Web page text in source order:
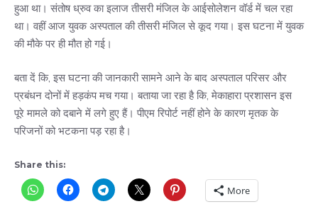
हुआ था। संतोष ध्रुव का इलाज तीसरी मंजिल के आईसोलेशन वॉर्ड में चल रहा
था। वहीं आज युवक अस्पताल की तीसरी मंजिल से कूद गया। इस घटना में युवक
की मौके पर ही मौत हो गई।
बता दें कि, इस घटना की जानकारी सामने आने के बाद अस्पताल परिसर और
प्रबंधन दोनों में हड़कंप मच गया। बताया जा रहा है कि, मेकाहारा प्रशासन इस
पूरे मामले को दबाने में लगे हुए हैं। पीएम रिपोर्ट नहीं होने के कारण मृतक के
परिजनों को भटकना पड़ रहा है।
Share this:
More